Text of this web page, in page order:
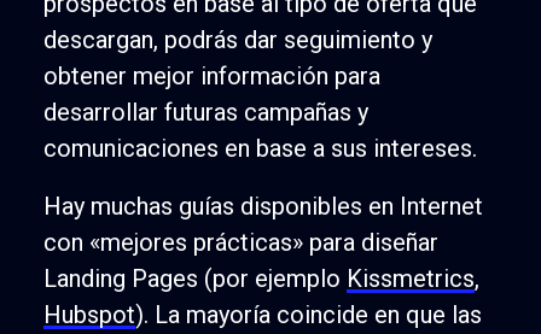
descargan, podrás dar seguimiento y
obtener mejor información para
desarrollar futuras campañas y
comunicaciones en base a sus intereses.
Hay muchas guías disponibles en Internet
con «mejores prácticas» para diseñar
Landing Pages (por ejemplo Kissmetrics,
Hubspot). La mayoría coincide en que las